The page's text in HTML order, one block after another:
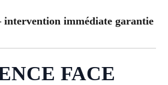
intervention immédiate garantie
FACE